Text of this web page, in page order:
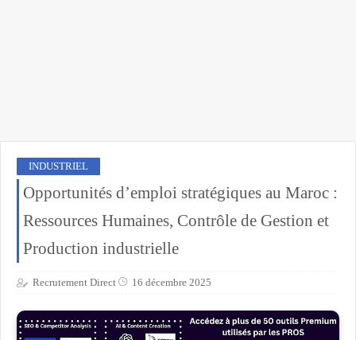
INDUSTRIEL
Opportunités d’emploi stratégiques au Maroc :
Ressources Humaines, Contrôle de Gestion et
Production industrielle
Recrutement Direct 16 décembre 2025